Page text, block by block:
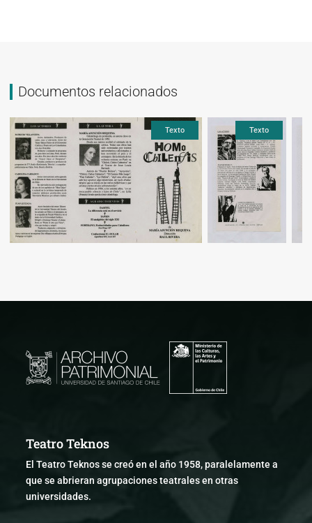
Documentos relacionados
Texto Texto
Teatro Teknos
El Teatro Teknos se creó en el año 1958, paralelamente a
que se abrieran agrupaciones teatrales en otras
universidades.